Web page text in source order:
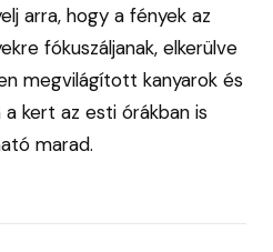
arra, hogy a fények az
fókuszáljanak, elkerülve
megvilágított kanyarok és
kert az esti órákban is
marad.